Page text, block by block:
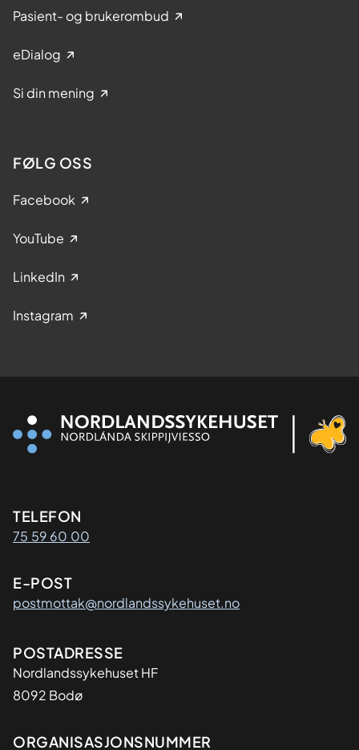
Pasient- og brukerombud
eDialog
Si din mening
FØLG OSS
Facebook
YouTube
LinkedIn
Instagram
Kontaktinformasjon
TELEFON
75 59 60 00
E-POST
postmottak@nordlandssykehuset.no
Adresse
POSTADRESSE
Nordlandssykehuset HF
8092 Bodø
ORGANISASJONSNUMMER